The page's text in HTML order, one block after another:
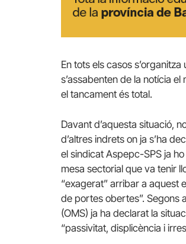
En tots els casos
s’assabenten de la notícia
el tancament és total.
Davant d’aquesta situació,
d’altres indrets on ja s’ha
el sindicat Aspepc-SPS ja
mesa sectorial que va tenir
“exagerat” arribar a aquest
de portes obertes”. Segons
(OMS) ja ha declarat la
“passivitat, displicència i